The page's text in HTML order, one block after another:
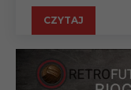
CZYTAJ